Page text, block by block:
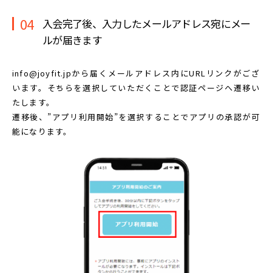
04 入会完了後、入力したメールアドレス宛にメー
ルが届きます
info@joyfit.jpから届くメールアドレス内にURLリンクがござ
います。 そちらを選択していただくことで認証ページへ遷移い
たします。
遷移後、”アプリ利用開始”を選択することで アプリの承認が可
能になります。